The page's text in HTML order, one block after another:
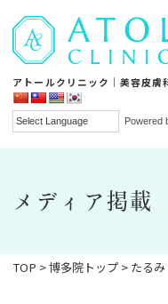
アトールクリニック｜美容皮膚
Powered
メディア掲載
TOP >博多院トップ > たる